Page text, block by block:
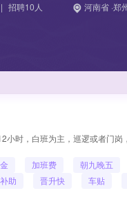
| 招聘10人 河南省 ·郑
时，白班为主，巡逻或者门
加班费
朝九晚五
助 晋升快 车贴